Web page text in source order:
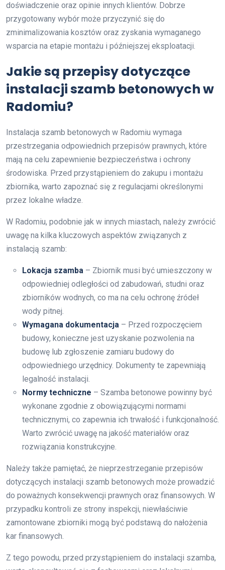
doświadczenie oraz opinie innych klientów. Dobrze
przygotowany wybór może przyczynić się do
zminimalizowania kosztów oraz zyskania wymaganego
wsparcia na etapie montażu i późniejszej eksploatacji.
Jakie są przepisy dotyczące
instalacji szamb betonowych w
Radomiu?
Instalacja szamb betonowych w Radomiu wymaga
przestrzegania odpowiednich przepisów prawnych, które
mają na celu zapewnienie bezpieczeństwa i ochrony
środowiska. Przed przystąpieniem do zakupu i montażu
zbiornika, warto zapoznać się z regulacjami określonymi
przez lokalne władze.
W Radomiu, podobnie jak w innych miastach, należy zwrócić
uwagę na kilka kluczowych aspektów związanych z
instalacją szamb:
Lokacja szamba – Zbiornik musi być umieszczony w
odpowiedniej odległości od zabudowań, studni oraz
zbiorników wodnych, co ma na celu ochronę źródeł
wody pitnej.
Wymagana dokumentacja – Przed rozpoczęciem
budowy, konieczne jest uzyskanie pozwolenia na
budowę lub zgłoszenie zamiaru budowy do
odpowiedniego urzędnicy. Dokumenty te zapewniają
legalność instalacji.
Normy techniczne – Szamba betonowe powinny być
wykonane zgodnie z obowiązującymi normami
technicznymi, co zapewnia ich trwałość i funkcjonalność.
Warto zwrócić uwagę na jakość materiałów oraz
rozwiązania konstrukcyjne.
Należy także pamiętać, że nieprzestrzeganie przepisów
dotyczących instalacji szamb betonowych może prowadzić
do poważnych konsekwencji prawnych oraz finansowych. W
przypadku kontroli ze strony inspekcji, niewłaściwie
zamontowane zbiorniki mogą być podstawą do nałożenia
kar finansowych.
Z tego powodu, przed przystąpieniem do instalacji szamba,